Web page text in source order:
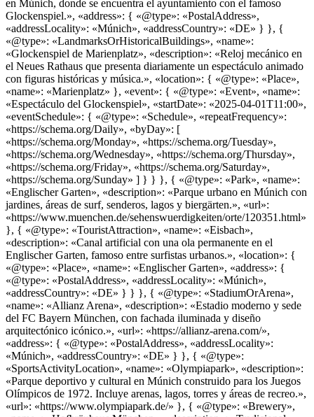
en Múnich, donde se encuentra el ayuntamiento con el famoso
Glockenspiel.», «address»: { «@type»: «PostalAddress»,
«addressLocality»: «Múnich», «addressCountry»: «DE» } }, {
«@type»: «LandmarksOrHistoricalBuildings», «name»:
«Glockenspiel de Marienplatz», «description»: «Reloj mecánico en
el Neues Rathaus que presenta diariamente un espectáculo animado
con figuras históricas y música.», «location»: { «@type»: «Place»,
«name»: «Marienplatz» }, «event»: { «@type»: «Event», «name»:
«Espectáculo del Glockenspiel», «startDate»: «2025-04-01T11:00»,
«eventSchedule»: { «@type»: «Schedule», «repeatFrequency»:
«https://schema.org/Daily», «byDay»: [
«https://schema.org/Monday», «https://schema.org/Tuesday»,
«https://schema.org/Wednesday», «https://schema.org/Thursday»,
«https://schema.org/Friday», «https://schema.org/Saturday»,
«https://schema.org/Sunday» ] } } }, { «@type»: «Park», «name»:
«Englischer Garten», «description»: «Parque urbano en Múnich con
jardines, áreas de surf, senderos, lagos y biergärten.», «url»:
«https://www.muenchen.de/sehenswuerdigkeiten/orte/120351.html»
}, { «@type»: «TouristAttraction», «name»: «Eisbach»,
«description»: «Canal artificial con una ola permanente en el
Englischer Garten, famoso entre surfistas urbanos.», «location»: {
«@type»: «Place», «name»: «Englischer Garten», «address»: {
«@type»: «PostalAddress», «addressLocality»: «Múnich»,
«addressCountry»: «DE» } } }, { «@type»: «StadiumOrArena»,
«name»: «Allianz Arena», «description»: «Estadio moderno y sede
del FC Bayern München, con fachada iluminada y diseño
arquitectónico icónico.», «url»: «https://allianz-arena.com/»,
«address»: { «@type»: «PostalAddress», «addressLocality»:
«Múnich», «addressCountry»: «DE» } }, { «@type»:
«SportsActivityLocation», «name»: «Olympiapark», «description»:
«Parque deportivo y cultural en Múnich construido para los Juegos
Olímpicos de 1972. Incluye arenas, lagos, torres y áreas de recreo.»,
«url»: «https://www.olympiapark.de/» }, { «@type»: «Brewery»,